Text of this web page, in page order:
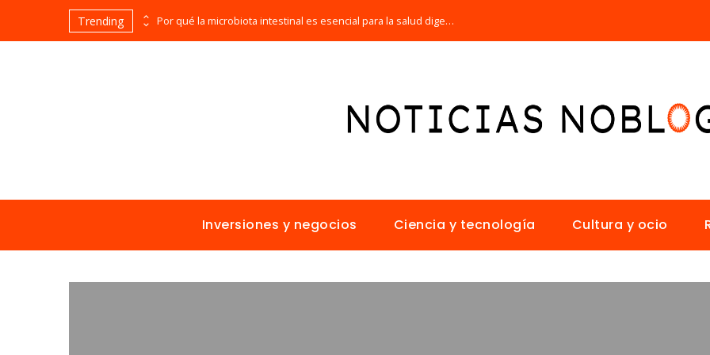
Trending Las 15 misiones espaciales fundamentales en la historia de la humanidad Por qué la microbiota intestinal es esencial para la salud digestiva
Inversiones y negocios Ciencia y tecnología Cultura y ocio